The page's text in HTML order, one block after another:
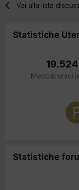
Vai alla lista
Statistiche
19.524
Meccatronici
Statistiche